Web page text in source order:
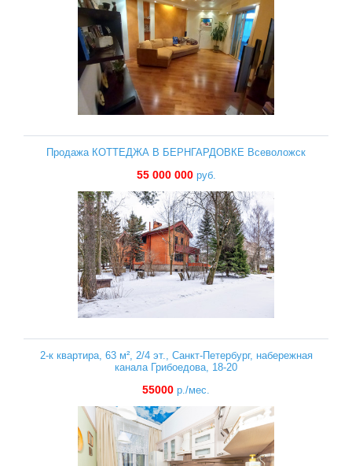
Продажа КОТТЕДЖА В БЕРНГАРДОВКЕ Всеволожск
55 000 000руб.
2-к квартира, 63 м², 2/4 эт., Санкт-Петербург, набережная
канала Грибоедова, 18-20
55000 р./мес.